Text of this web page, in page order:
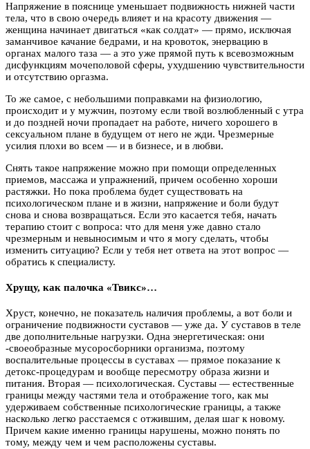
Напряжение в пояснице уменьшает подвижность нижней части
тела, что в свою очередь влияет и на красоту движения —
женщина начинает двигаться «как солдат» — прямо, исключая
заманчивое качание бедрами, и на кровоток, энервацию в
органах малого таза — а это уже прямой путь к всевозможным
дисфункциям мочеполовой сферы, ухудшению чувствительности
и отсутствию оргазма.
То же самое, с небольшими поправками на физиологию,
происходит и у мужчин, поэтому если твой возлюбленный с утра
и до поздней ночи пропадает на работе, ничего хорошего в
сексуальном плане в будущем от него не жди. Чрезмерные
усилия плохи во всем — и в бизнесе, и в любви.
Снять такое напряжение можно при помощи определенных
приемов, массажа и упражнений, причем особенно хороши
растяжки. Но пока проблема будет существовать на
психологическом плане и в жизни, напряжение и боли будут
снова и снова возвращаться. Если это касается тебя, начать
терапию стоит с вопроса: что для меня уже давно стало
чрезмерным и невыносимым и что я могу сделать, чтобы
изменить ситуацию? Если у тебя нет ответа на этот вопрос —
обратись к специалисту.
Хрущу, как палочка «Твикс»…
Хруст, конечно, не показатель наличия проблемы, а вот боли и
ограничение подвижности суставов — уже да. У суставов в теле
две дополнительные нагрузки. Одна энергетическая: они
-своеобразные мусоросборники организма, поэтому
воспалительные процессы в суставах — прямое показание к
детокс-процедурам и вообще пересмотру образа жизни и
питания. Вторая — психологическая. Суставы — естественные
границы между частями тела и отображение того, как мы
удерживаем собственные психологические границы, а также
насколько легко расстаемся с отжившим, делая шаг к новому.
Причем какие именно границы нарушены, можно понять по
тому, между чем и чем расположены суставы.